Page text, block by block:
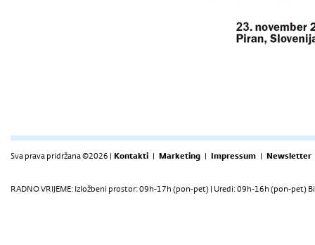
Sva prava pridržana ©2026 | Kontakti | Marketing | Impressum | Newsletter
RADNO VRIJEME: Izložbeni prostor: 09h-17h (pon-pet) | Uredi: 09h-16h (pon-pet)